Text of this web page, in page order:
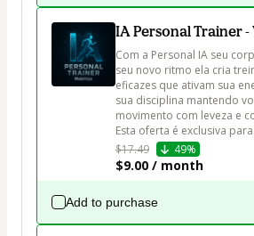
IA Personal Trainer -
Com a Personal IA seu
seu novo ritmo ela cria
eficazes que ativam sua
sua disciplina mantendo
movimento com leveza e
Esta oferta é exclusiva
$17.49
49%
$9.00 / month
Add to purchase